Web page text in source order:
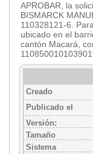
APROBAR, la
BISMARCK
110328121-6.
ubicado en el
cantón Macará,
Creado
Publicado el
Versión:
Tamaño
Sistema